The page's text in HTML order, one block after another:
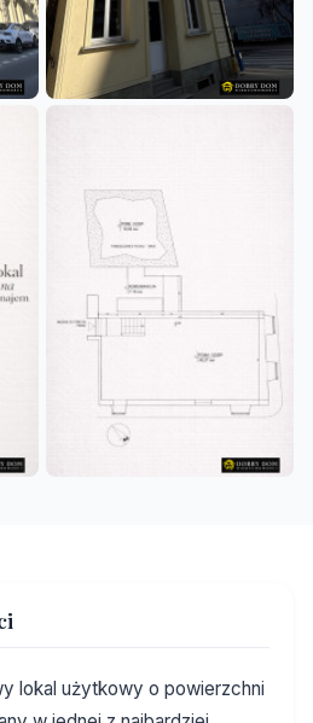
lokal użytkowy o powierzchni